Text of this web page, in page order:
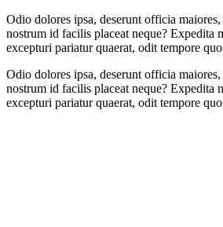
Odio dolores ipsa, deserunt officia
nostrum id facilis placeat neque? Expedita
excepturi pariatur quaerat, odit tempore
Odio dolores ipsa, deserunt officia
nostrum id facilis placeat neque? Expedita
excepturi pariatur quaerat, odit tempore